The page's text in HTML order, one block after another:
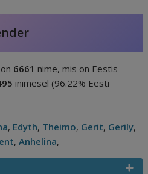
6661 nime, mis on Eestis
inimesel (96.22% Eesti
, Edyth, Theimo, Gerit, Gerily,
,Anhelina,